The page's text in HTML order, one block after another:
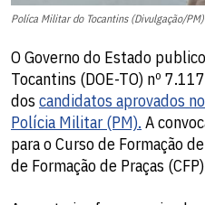
Políca Militar do Tocantins (Divulgação/PM)
O Governo do Estado
Tocantins (DOE-TO) nº
dos candidatos aprovados
Polícia Militar (PM). A
para o Curso de Formação
de Formação de Praças